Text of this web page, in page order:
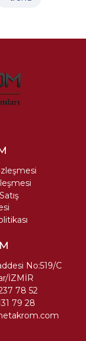
No:519/C
İZMİR
78 52
79 28